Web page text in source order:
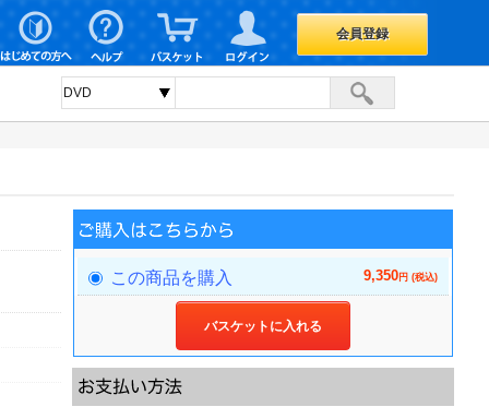
会員登録
この商品を購入 9,350円 (税込)
バスケットに入れる